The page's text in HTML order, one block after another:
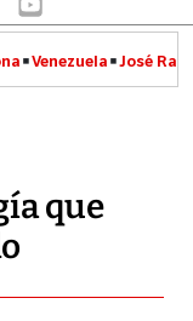
Venezuela José
que